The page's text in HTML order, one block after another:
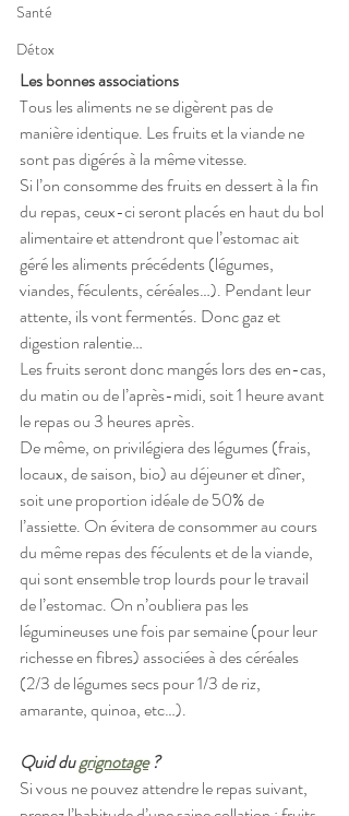
Santé
Détox
Les bonnes associations
Tous les aliments ne se digèrent pas de
manière identique. Les fruits et la viande ne
sont pas digérés à la même vitesse.
Si l’on consomme des fruits en dessert à la fin
du repas, ceux-ci seront placés en haut du bol
alimentaire et attendront que l’estomac ait
géré les aliments précédents (légumes,
viandes, féculents, céréales…). Pendant leur
attente, ils vont fermentés. Donc gaz et
digestion ralentie…
Les fruits seront donc mangés lors des en-cas,
du matin ou de l’après-midi, soit 1 heure avant
le repas ou 3 heures après.
De même, on privilégiera des légumes (frais,
locaux, de saison, bio) au déjeuner et dîner,
soit une proportion idéale de 50% de
l’assiette. On évitera de consommer au cours
du même repas des féculents et de la viande,
qui sont ensemble trop lourds pour le travail
de l’estomac. On n’oubliera pas les
légumineuses une fois par semaine (pour leur
richesse en fibres) associées à des céréales
(2/3 de légumes secs pour 1/3 de riz,
amarante, quinoa, etc…).
Quid du grignotage ?
Si vous ne pouvez attendre le repas suivant,